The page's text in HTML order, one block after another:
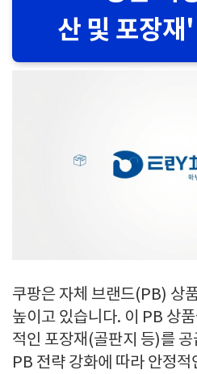
산 및 포장
쿠팡은 자체 브랜드(PB) 상
높이고 있습니다. 이 PB 상
적인 포장재(골판지 등)를
PB 전략 강화에 따라 안정